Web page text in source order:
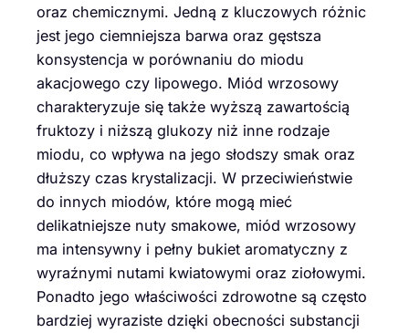
oraz chemicznymi. Jedną z kluczowych różnic
jest jego ciemniejsza barwa oraz gęstsza
konsystencja w porównaniu do miodu
akacjowego czy lipowego. Miód wrzosowy
charakteryzuje się także wyższą zawartością
fruktozy i niższą glukozy niż inne rodzaje
miodu, co wpływa na jego słodszy smak oraz
dłuższy czas krystalizacji. W przeciwieństwie
do innych miodów, które mogą mieć
delikatniejsze nuty smakowe, miód wrzosowy
ma intensywny i pełny bukiet aromatyczny z
wyraźnymi nutami kwiatowymi oraz ziołowymi.
Ponadto jego właściwości zdrowotne są często
bardziej wyraziste dzięki obecności substancji